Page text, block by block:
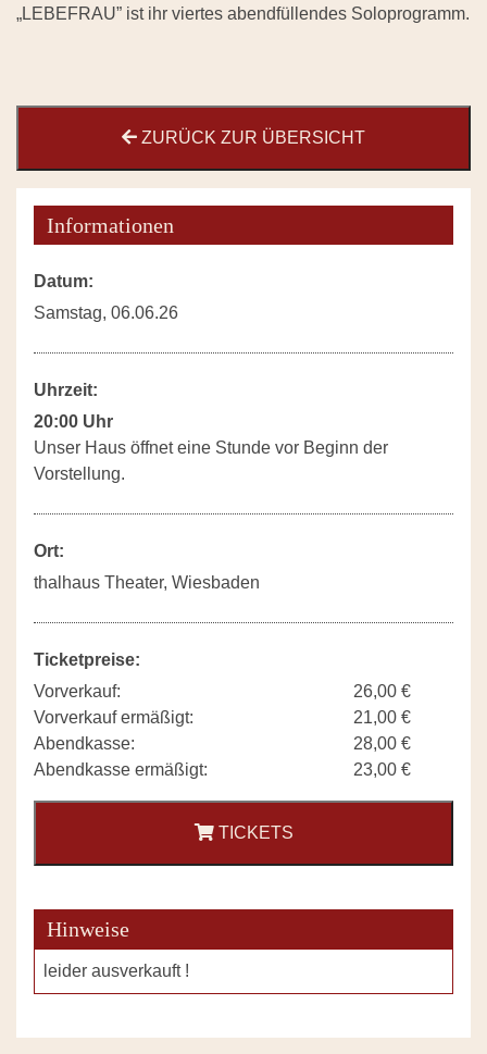
„LEBEFRAU” ist ihr viertes abendfüllendes Soloprogramm.
ZURÜCK ZUR ÜBERSICHT
Informationen
Datum:
Samstag, 06.06.26
Uhrzeit:
20:00 Uhr
Unser Haus öffnet eine Stunde vor Beginn der
Vorstellung.
Ort:
thalhaus Theater, Wiesbaden
Ticketpreise:
Vorverkauf:
26,00 €
Vorverkauf ermäßigt:
21,00 €
Abendkasse:
28,00 €
Abendkasse ermäßigt:
23,00 €
TICKETS
Hinweise
leider ausverkauft !